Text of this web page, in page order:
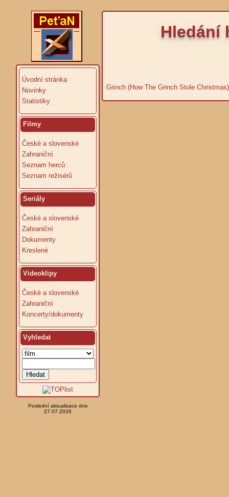
Úvodní stránka
Novinky
Statistiky
Filmy
České a slovenské
Zahraniční
Seznam herců
Seznam režisérů
Seriály
České a slovenské
Zahraniční
Dokumenty
Kreslené
Videoklipy
České a slovenské
Zahraniční
Koncerty/dokumenty
Vyhledat
Poslední aktualizace dne
27.07.2026
Hledání
Grinch (How The Grinch Stole Christmas)